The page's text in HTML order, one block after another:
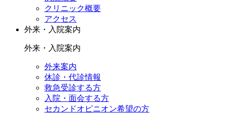
クリニック概要
アクセス
外来・入院案内
外来・入院案内
外来案内
休診・代診情報
救急受診する方
入院・面会する方
セカンドオピニオン希望の方